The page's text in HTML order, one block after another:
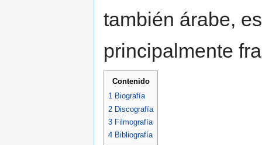
también árabe,
principalmente
Contenido
1 Biografía
2 Discografía
3 Filmografía
4 Bibliografía